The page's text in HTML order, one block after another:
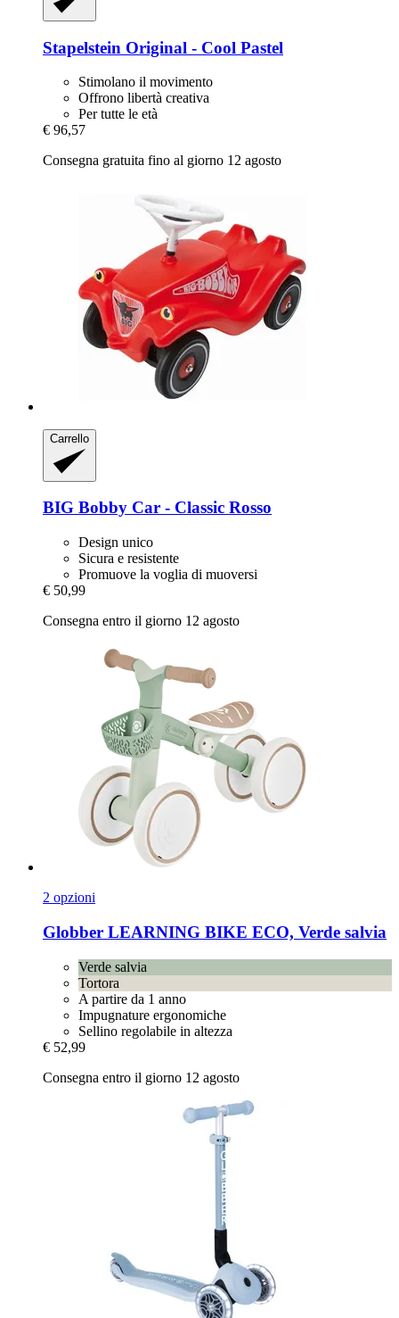
Stapelstein Original -​ Cool Pastel
Stimolano il movimento
Offrono libertà creativa
Per tutte le età
€ 96,57
Consegna gratuita fino al giorno 12 agosto
Carrello
BIG Bobby Car -​ Classic Rosso
Design unico
Sicura e resistente
Promuove la voglia di muoversi
€ 50,99
Consegna entro il giorno 12 agosto
2 opzioni
Globber LEARNING BIKE ECO, Verde salvia
Verde salvia
Tortora
A partire da 1 anno
Impugnature ergonomiche
Sellino regolabile in altezza
€ 52,99
Consegna entro il giorno 12 agosto